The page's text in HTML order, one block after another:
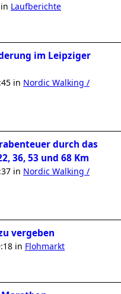
in Laufberichte
im Leipziger
in Nordic Walking /
durch das
36, 53 und 68 Km
in Nordic Walking /
vergeben
in Flohmarkt